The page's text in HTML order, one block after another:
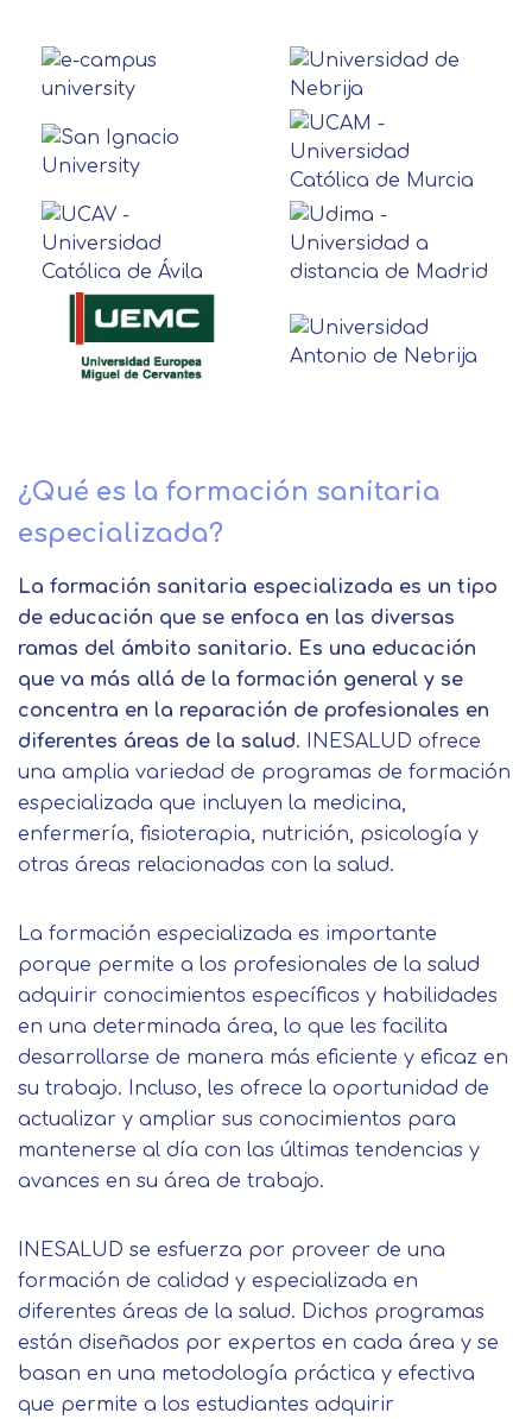
¿Qué es la formación sanitaria
especializada?
La formación sanitaria especializada es un tipo
de educación que se enfoca en las diversas
ramas del ámbito sanitario. Es una educación
que va más allá de la formación general y se
concentra en la reparación de profesionales en
diferentes áreas de la salud. INESALUD ofrece
una amplia variedad de programas de formación
especializada que incluyen la medicina,
enfermería, fisioterapia, nutrición, psicología y
otras áreas relacionadas con la salud.
La formación especializada es importante
porque permite a los profesionales de la salud
adquirir conocimientos específicos y habilidades
en una determinada área, lo que les facilita
desarrollarse de manera más eficiente y eficaz en
su trabajo. Incluso, les ofrece la oportunidad de
actualizar y ampliar sus conocimientos para
mantenerse al día con las últimas tendencias y
avances en su área de trabajo.
INESALUD se esfuerza por proveer de una
formación de calidad y especializada en
diferentes áreas de la salud. Dichos programas
están diseñados por expertos en cada área y se
basan en una metodología práctica y efectiva
que permite a los estudiantes adquirir